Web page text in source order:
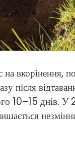
вкорінення,
10–15 днів.